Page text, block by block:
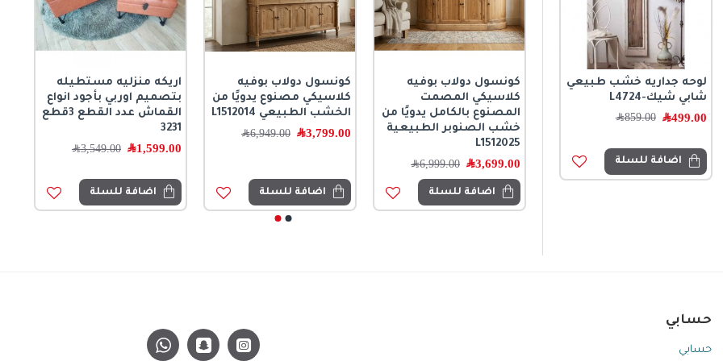
لوحه جداريه خشب طبيعي
شابي شيك-L4724
499.00﷼ 859.00﷼
اضافة للسلة
كونسول جداري فاخر
لمسة فنية دافئة لبيتك
7549
كونسول دولاب بوفيه
كلاسيكي المصمت
المصنوع بالكامل يدويًا من
خشب الصنوبر الطبيعية
L1512025
3,699.00﷼ 6,999.00﷼
اضافة للسلة
كونسول دولاب بوفيه
كلاسيكي مصنوع يدويًا من
الخشب الطبيعي L1512014
3,799.00﷼ 6,949.00﷼
اضافة للسلة
اريكه منزليه مستطيله
بتصميم اوربي بأجود انواع
القماش عدد القطع 3قطع
3231
1,599.00﷼ 3,549.00﷼
اضافة للسلة
حسابي
حسابي